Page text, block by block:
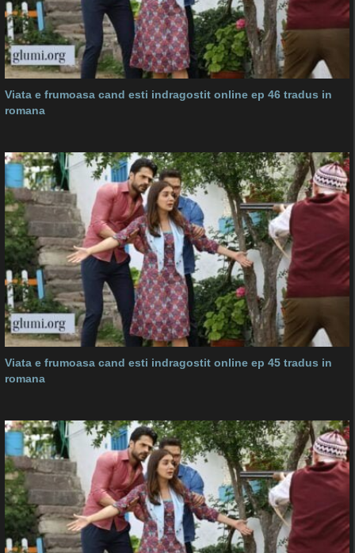
Viata e frumoasa cand esti indragostit online ep 46 tradus in
romana
Viata e frumoasa cand esti indragostit online ep 45 tradus in
romana